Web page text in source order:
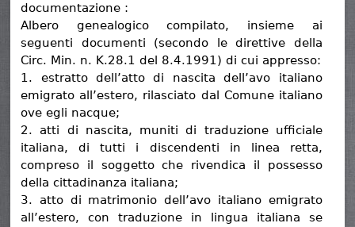
documentazione :
Albero genealogico compilato, insieme ai
seguenti documenti (secondo le direttive della
Circ. Min. n. K.28.1 del 8.4.1991) di cui appresso:
1. estratto dell’atto di nascita dell’avo italiano
emigrato all’estero, rilasciato dal Comune italiano
ove egli nacque;
2. atti di nascita, muniti di traduzione ufficiale
italiana, di tutti i discendenti in linea retta,
compreso il soggetto che rivendica il possesso
della cittadinanza italiana;
3. atto di matrimonio dell’avo italiano emigrato
all’estero, con traduzione in lingua italiana se